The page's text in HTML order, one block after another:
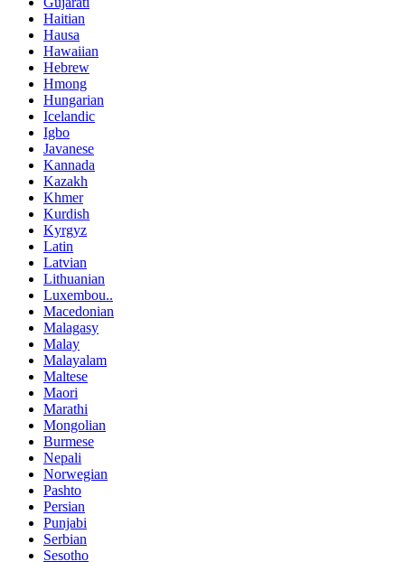
Haitian
Hausa
Hawaiian
Hebrew
Hmong
Hungarian
Icelandic
Igbo
Javanese
Kannada
Kazakh
Khmer
Kurdish
Kyrgyz
Latin
Latvian
Lithuanian
Luxembou..
Macedonian
Malagasy
Malay
Malayalam
Maltese
Maori
Marathi
Mongolian
Burmese
Nepali
Norwegian
Pashto
Persian
Punjabi
Serbian
Sesotho